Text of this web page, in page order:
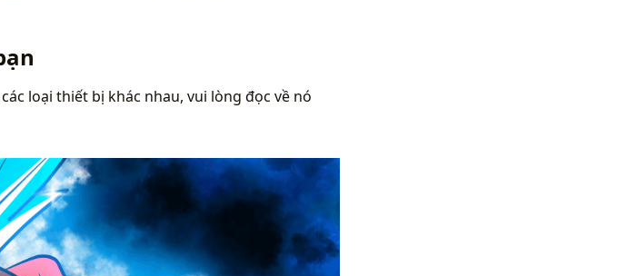
loại thiết bị khác nhau, vui lòng đọc về nó